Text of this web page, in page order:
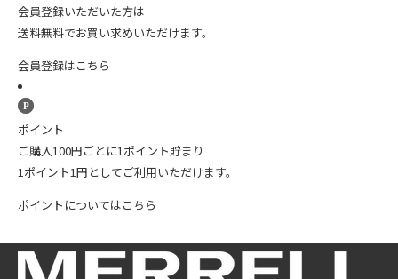
会員登録いただいた方は
送料無料でお買い求めいただけます。
会員登録はこちら
ポイント
ご購入100円ごとに1ポイント貯まり
1ポイント1円としてご利用いただけます。
ポイントについてはこちら